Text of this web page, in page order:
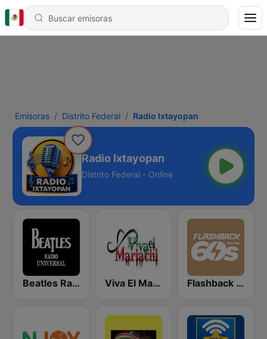
Emisoras Distrito Federal Radio Ixtayopan
Radio Ixtayopan
Distrito Federal - Online
Beatles Radio Universal Viva El Mariachi Flashback 60's